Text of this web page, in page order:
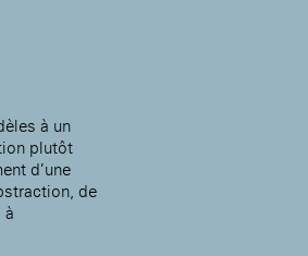
à un
plutôt
d’une
de
à
passées
la MABA
de la
Artistes